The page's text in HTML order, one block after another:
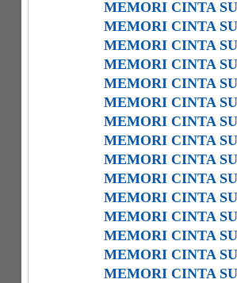
MEMORI CINTA
MEMORI CINTA
MEMORI CINTA
MEMORI CINTA
MEMORI CINTA
MEMORI CINTA
MEMORI CINTA
MEMORI CINTA
MEMORI CINTA
MEMORI CINTA
MEMORI CINTA
MEMORI CINTA
MEMORI CINTA
MEMORI CINTA
MEMORI CINTA